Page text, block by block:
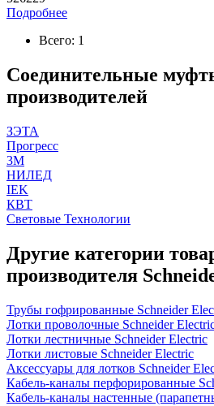
Подробнее
Всего: 1
Соединительные
производителей
ЗЭТА
Прогресс
3M
НИЛЕД
IEK
КВТ
Световые Технологии
Другие категории
производителя
Трубы гофрированные Schneider
Лотки проволочные Schneider
Лотки лестничные Schneider Electric
Лотки листовые Schneider Electric
Аксессуары для лотков Schneider
Кабель-каналы перфорированные
Кабель-каналы настенные